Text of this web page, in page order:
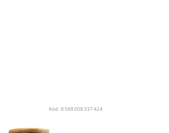
Kód:8588008337424